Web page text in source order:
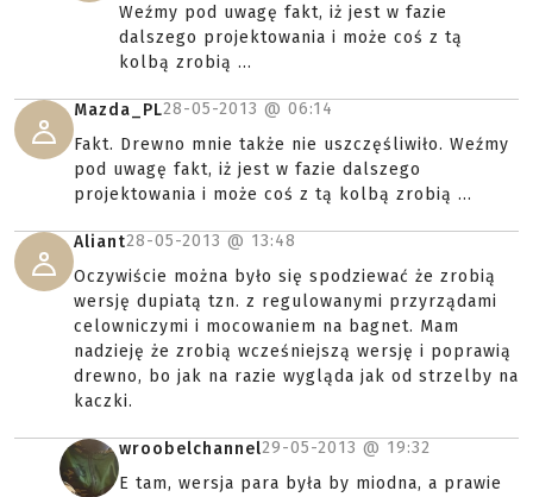
Weźmy pod uwagę fakt, iż jest w fazie
dalszego projektowania i może coś z tą
kolbą zrobią ...
Mazda_PL28-05-2013 @ 06:14
Fakt. Drewno mnie także nie uszczęśliwiło. Weźmy
pod uwagę fakt, iż jest w fazie dalszego
projektowania i może coś z tą kolbą zrobią ...
Aliant28-05-2013 @ 13:48
Oczywiście można było się spodziewać że zrobią
wersję dupiatą tzn. z regulowanymi przyrządami
celowniczymi i mocowaniem na bagnet. Mam
nadzieję że zrobią wcześniejszą wersję i poprawią
drewno, bo jak na razie wygląda jak od strzelby na
kaczki.
wroobelchannel29-05-2013 @ 19:32
E tam, wersja para była by miodna, a prawie